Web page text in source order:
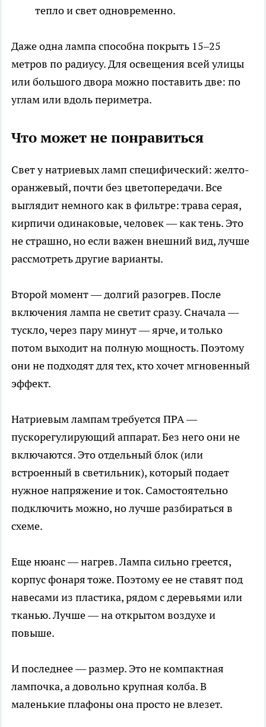
тепло и свет одновременно.
Даже одна лампа способна покрыть 15–25
метров по радиусу. Для освещения всей улицы
или большого двора можно поставить две: по
углам или вдоль периметра.
Что может не понравиться
Свет у натриевых ламп специфический: желто-
оранжевый, почти без цветопередачи. Все
выглядит немного как в фильтре: трава серая,
кирпичи одинаковые, человек — как тень. Это
не страшно, но если важен внешний вид, лучше
рассмотреть другие варианты.
Второй момент — долгий разогрев. После
включения лампа не светит сразу. Сначала —
тускло, через пару минут — ярче, и только
потом выходит на полную мощность. Поэтому
они не подходят для тех, кто хочет мгновенный
эффект.
Натриевым лампам требуется ПРА —
пускорегулирующий аппарат. Без него они не
включаются. Это отдельный блок (или
встроенный в светильник), который подает
нужное напряжение и ток. Самостоятельно
подключить можно, но лучше разбираться в
схеме.
Еще нюанс — нагрев. Лампа сильно греется,
корпус фонаря тоже. Поэтому ее не ставят под
навесами из пластика, рядом с деревьями или
тканью. Лучше — на открытом воздухе и
повыше.
И последнее — размер. Это не компактная
лампочка, а довольно крупная колба. В
маленькие плафоны она просто не влезет.